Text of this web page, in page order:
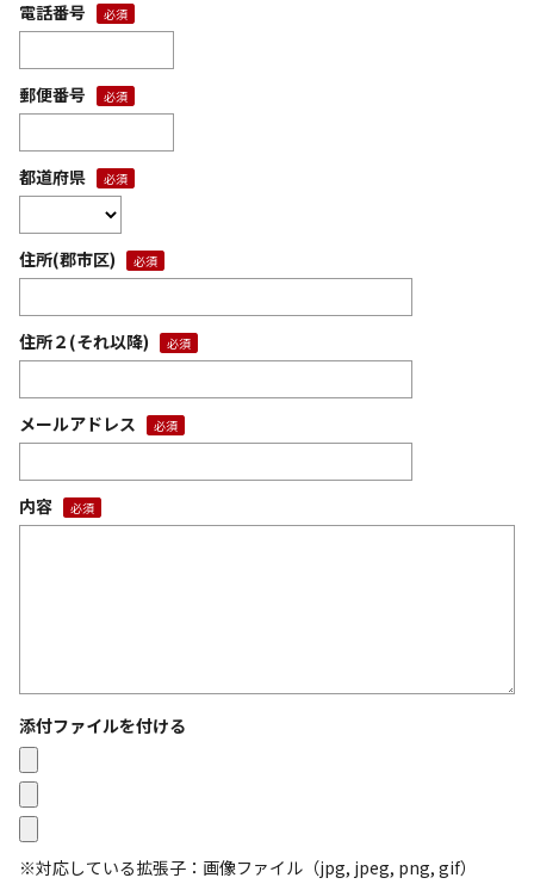
電話番号
郵便番号
都道府県
住所(郡市区)
住所２(それ以降)
メールアドレス
内容
添付ファイルを付ける
※対応している拡張子：画像ファイル（jpg, jpeg, png, gif）